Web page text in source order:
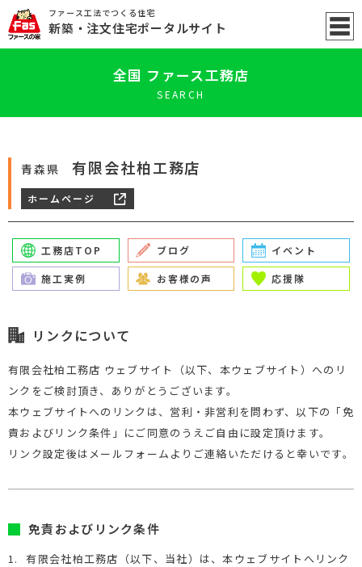
ファース工法でつくる住宅
新築 ・注文住宅ポータルサイト
全国 ファース工務店
SEARCH
青森県 有限会社柏工務店
ホームページ
工務店TOP ブログ イベント
施工実例 お客様の声 応援隊
リンクについて
有限会社柏工務店 ウェブサイト（以下、本ウェブサイト）へのリ
ンクをご検討頂き、ありがとうございます。
本ウェブサイトへのリンクは、営利・非営利を問わず、以下の「免
責およびリンク条件」にご同意のうえご自由に設定頂けます。
リンク設定後はメールフォームよりご連絡いただけると幸いです。
免責およびリンク条件
1.
有限会社柏工務店（以下、当社）は、本ウェブサイトへリンク